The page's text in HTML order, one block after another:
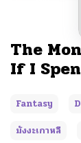
The
If I
Fantasy
มังงะเกาหลี